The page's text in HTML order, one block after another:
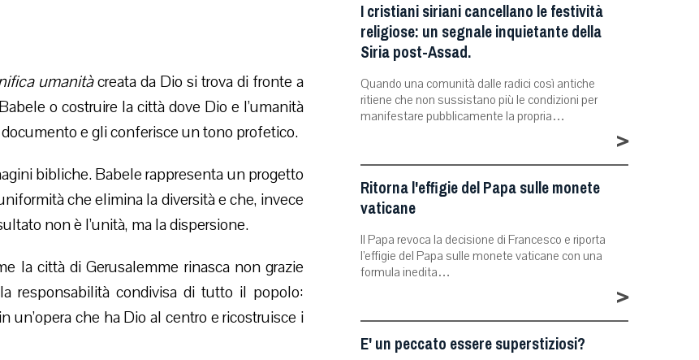
umanitàcreata da Dio si trova di fronte a
o costruire la città dove Dio e l’umanità
e gli conferisce un tono profetico.
bibliche. Babele rappresenta un progetto
che elimina la diversità e che, invece
non è l’unità, ma la dispersione.
la città di Gerusalemme rinasca non grazie
responsabilità condivisa di tutto il popolo:
un’opera che ha Dio al centro e ricostruisce i
I cristiani siriani cancellano le festività
religiose: un segnale inquietante della
Siria post-Assad.
Quando una comunità dalle radici così antiche
ritiene che non sussistano più le condizioni per
manifestare pubblicamente la propria…
>
Ritorna l'effigie del Papa sulle monete
vaticane
Il Papa revoca la decisione di Francesco e riporta
l’effigie del Papa sulle monete vaticane con una
formula inedita…
>
E' un peccato essere superstiziosi?